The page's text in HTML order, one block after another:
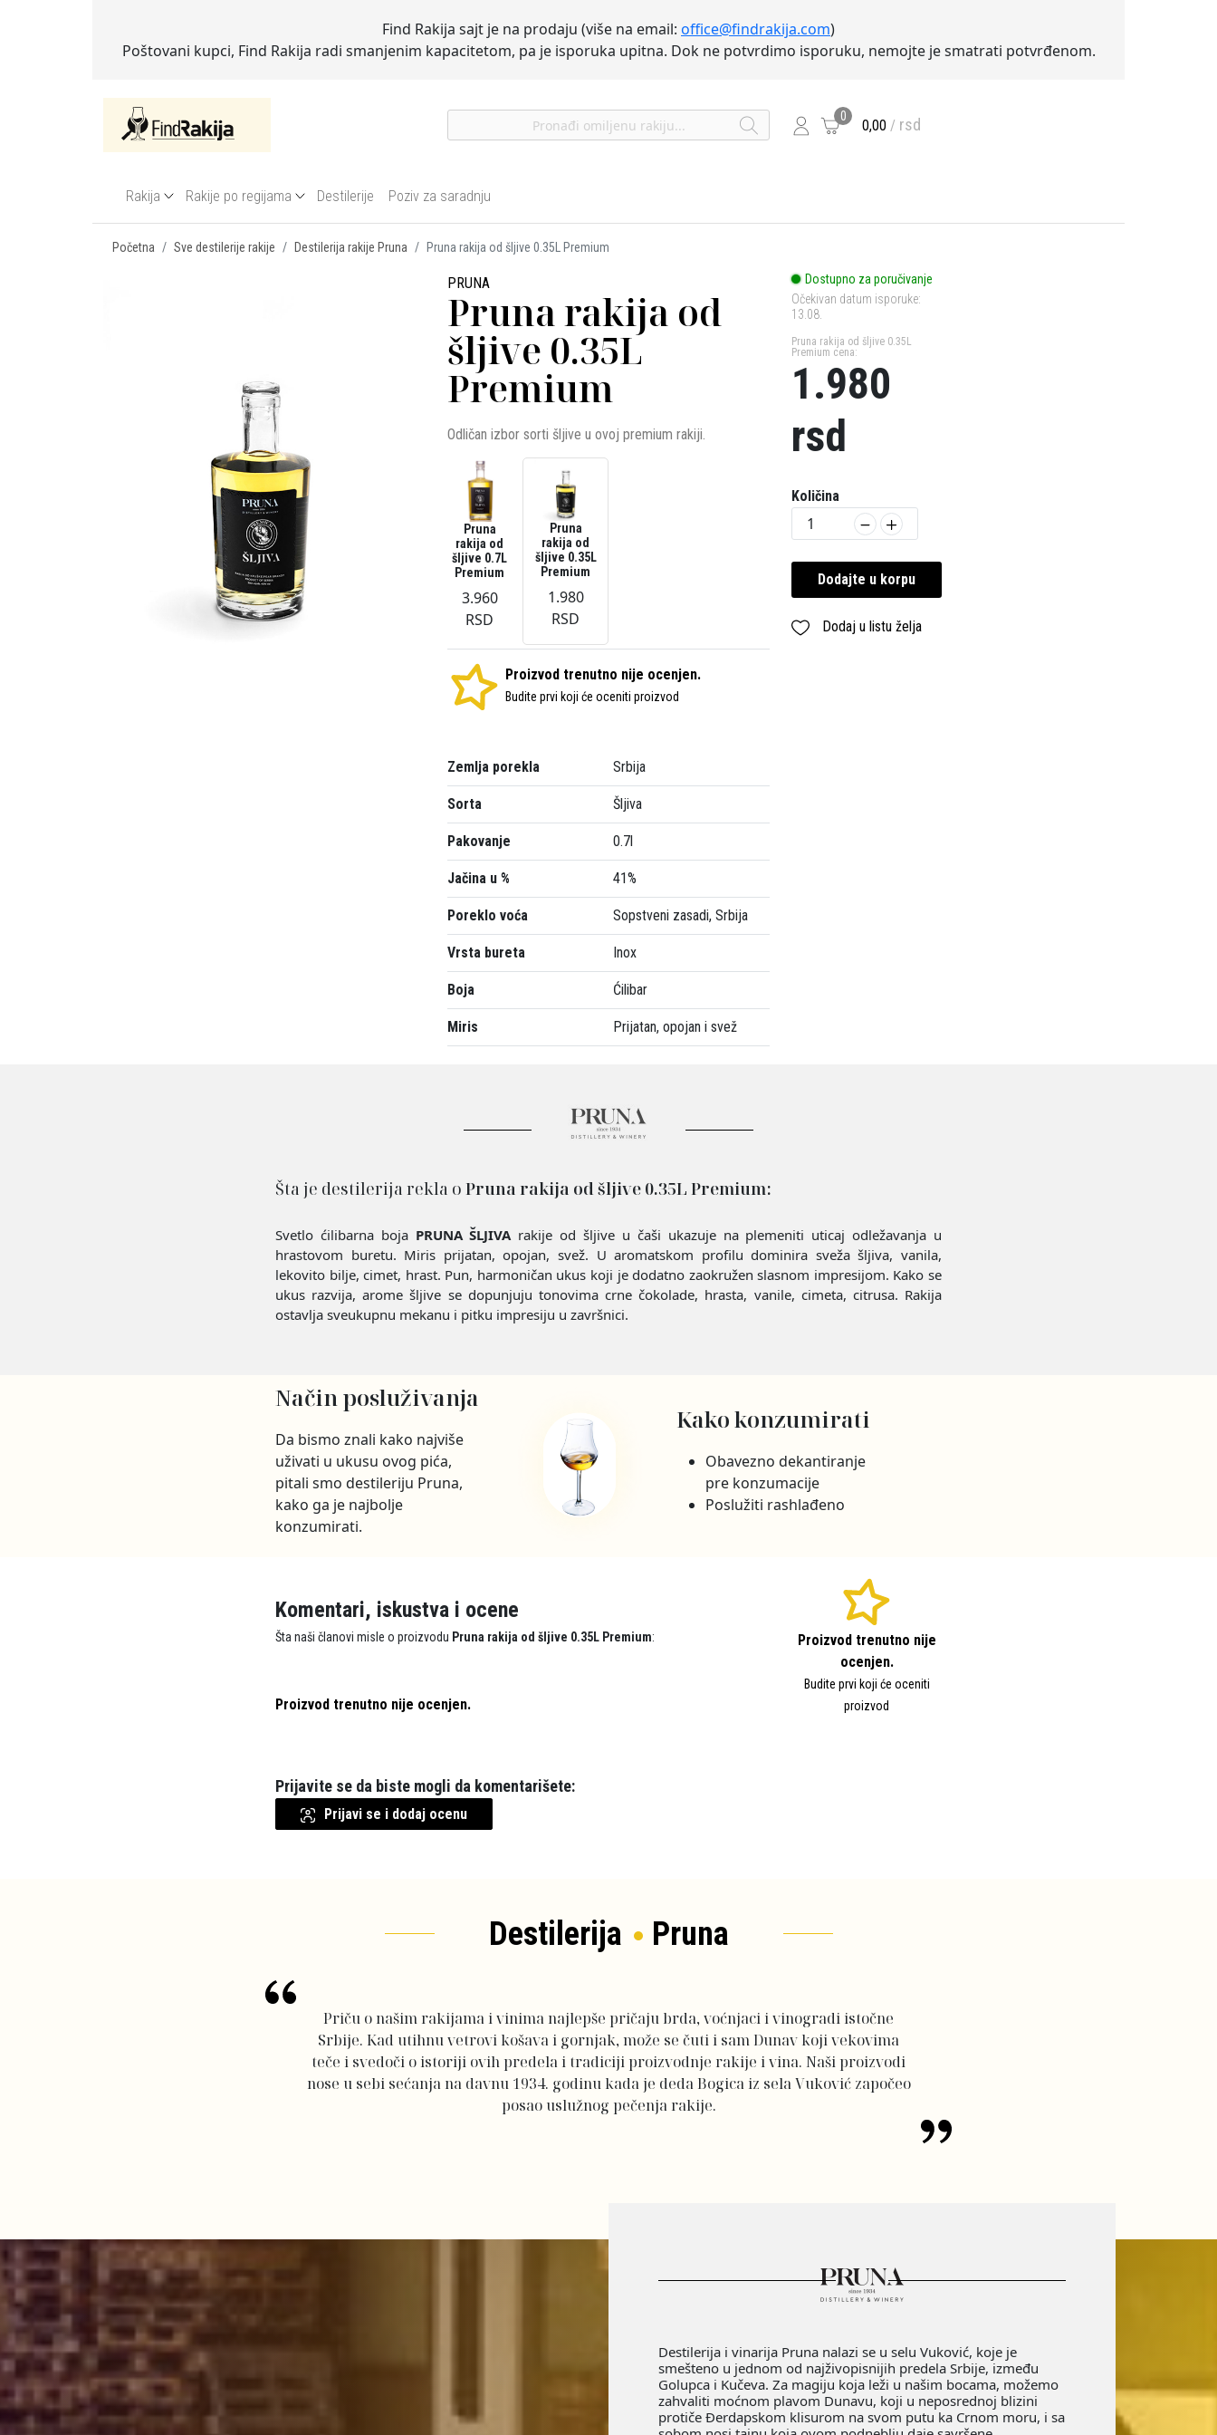
Find Rakija sajt je na prodaju (više na email: office@findrakija.com)
Poštovani kupci, Find Rakija radi smanjenim kapacitetom, pa je isporuka upitna. Dok ne potvrdimo isporuku, nemojte je smatrati potvrđenom.
0
0,00 rsd
Rakija Rakije po regijama Destilerije Poziv za saradnju
Početna Sve destilerije rakije Destilerija rakije Pruna Pruna rakija od šljive 0.35L Premium
PRUNA
Pruna rakija od
šljive 0.35L
Premium
Odličan izbor sorti šljive u ovoj premium rakiji.
Pruna
rakija od
šljive 0.7L
Premium
3.960
RSD
Pruna
rakija od
šljive 0.35L
Premium
1.980
RSD
Proizvod trenutno nije ocenjen.
Budite prvi koji će oceniti proizvod
Zemlja porekla Srbija
Sorta Šljiva
Pakovanje 0.7l
Jačina u % 41%
Poreklo voća Sopstveni zasadi, Srbija
Vrsta bureta Inox
Boja Ćilibar
Miris Prijatan, opojan i svež
Dostupno za poručivanje
Očekivan datum isporuke:
13.08.
Pruna rakija od šljive 0.35L
Premium cena:
1.980
rsd
Količina
Dodajte u korpu
Dodaj u listu želja
Šta je destilerija rekla o Pruna rakija od šljive 0.35L Premium:
Svetlo ćilibarna boja PRUNA ŠLJIVA rakije od šljive u čaši ukazuje na plemeniti uticaj odležavanja u
hrastovom buretu. Miris prijatan, opojan, svež. U aromatskom profilu dominira sveža šljiva, vanila,
lekovito bilje, cimet, hrast. Pun, harmoničan ukus koji je dodatno zaokružen slasnom impresijom. Kako se
ukus razvija, arome šljive se dopunjuju tonovima crne čokolade, hrasta, vanile, cimeta, citrusa. Rakija
ostavlja sveukupnu mekanu i pitku impresiju u završnici.
Način posluživanja
Da bismo znali kako najviše
uživati u ukusu ovog pića,
pitali smo destileriju Pruna,
kako ga je najbolje
konzumirati.
Kako konzumirati
Obavezno dekantiranje
pre konzumacije
Poslužiti rashlađeno
Komentari, iskustva i ocene
Šta naši članovi misle o proizvodu Pruna rakija od šljive 0.35L Premium:
Proizvod trenutno nije ocenjen.
Prijavite se da biste mogli da komentarišete:
Prijavi se i dodaj ocenu
Proizvod trenutno nije
ocenjen.
Budite prvi koji će oceniti
proizvod
Destilerija Pruna
Priču o našim rakijama i vinima najlepše pričaju brda, voćnjaci i vinogradi istočne
Srbije. Kad utihnu vetrovi košava i gornjak, može se čuti i sam Dunav koji vekovima
teče i svedoči o istoriji ovih predela i tradiciji proizvodnje rakije i vina. Naši proizvodi
nose u sebi sećanja na davnu 1934. godinu kada je deda Bogica iz sela Vuković započeo
posao uslužnog pečenja rakije.
Destilerija i vinarija Pruna nalazi se u selu Vuković, koje je
smešteno u jednom od najživopisnijih predela Srbije, između
Golupca i Kučeva. Za magiju koja leži u našim bocama, možemo
zahvaliti moćnom plavom Dunavu, koji u neposrednoj blizini
protiče Đerdapskom klisurom na svom putu ka Crnom moru, i sa